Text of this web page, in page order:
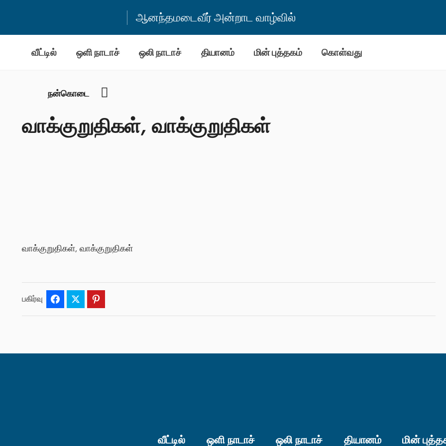
ஆனந்தமடைவீர் அன்றாட வாழ்வில்
வீட்டில் ஒளி நாடாச் ஒலி நாடாச் தியானம் மின் புத்தகம் கொள்வது
நன்கொடை
வாக்குறுதிகள், வாக்குறுதிகள்
வாக்குறுதிகள், வாக்குறுதிகள்
பகிர்வு Facebook Twitter
வீட்டில் ஒளி நாடாச் ஒலி நாடாச் தியானம் மின்